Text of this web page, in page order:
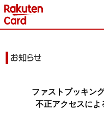
ファストブッキン
不正アクセスによ